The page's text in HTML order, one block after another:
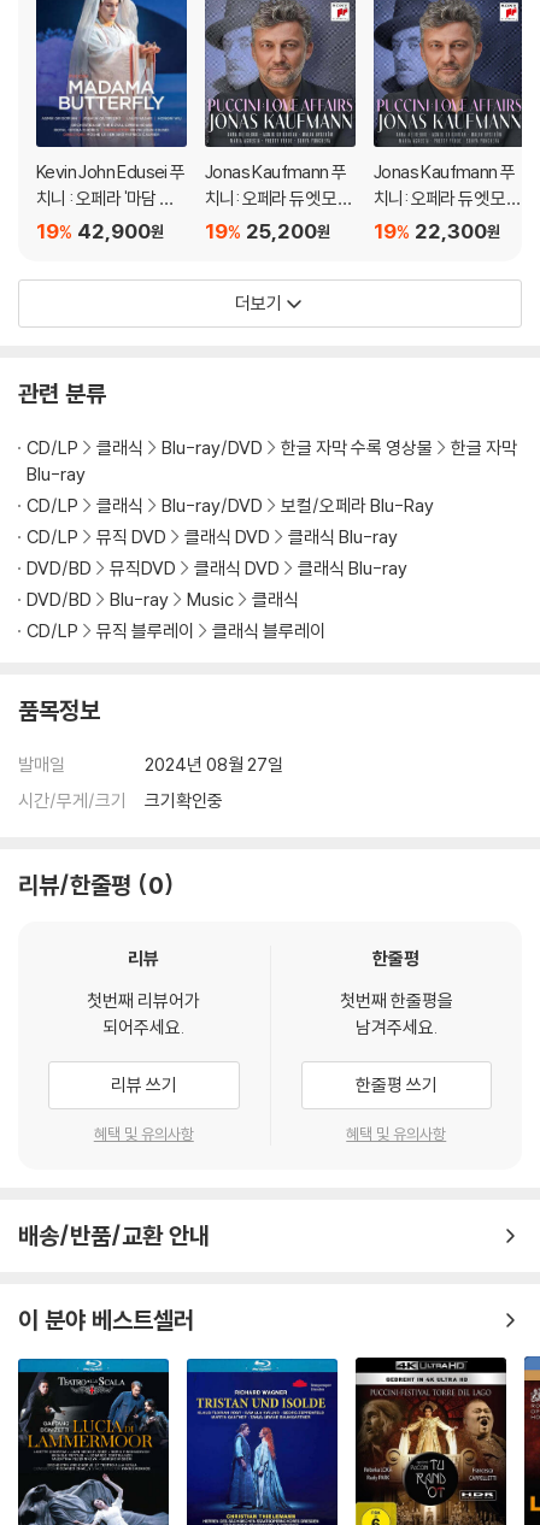
가하니 최신 소프트웨어로 업데이트된 DVD/BD 전용 기기에서 재생하실
것을 권유해 드립니다.
2) 정전기와 먼지로 인해 재생이 원활하지 않은 경우가 있습니다. 디스크
를 마른 천으로 닦으시거나, DVD 클리너 등 전용 제품을 이용하면 대부분
해결됩니다.
생이 불가능한 경우가 있습니다. 독립형 전용 플레이어 사용을 권장드리
며, ODD 사용으로 인한 재생 불량의 경우 교환 시에도 동일한 오류가 발
생할 수 있음을 알려드립니다.
디스크에 미세한 잔 흠집이 남아있거나 인쇄 면이 깨끗하지 않은 경우가
로 인한 반품/교환이 가능합니다.
※ 교환/반품 안내
1) 불량으로 인한 교환/반품 요청 시에는 불량 확인을 위해 개봉 시의 동영
상을 요청할 수 있으며, 동영상이 없는 경우 교환/반품이 제한될 수 있습니
다.
관련 사진과 동영상 및 재생 기기 모델명을 첨부하여 첨부하여 고객센터에
문의 바랍니다.
2) 사양 오인지, 오 구매, 변심 사유로의 반품은 제품 개봉 전에만 운임비
이동 과정에서의 손상이 발생하면, 재 판매가 어려우므로 신중한 구매 선
4) 한정판 상품의 변심, 오구매로 인한 반품은 회송된 상품의 상태 확인 후
진행이 가능합니다. 택배 이동 중 파손이 발생하지 않도록 완충 포장을 부
Kevin John Edusei 푸
치니 : 오페라 '마담 버
터플라이' (Puccini: M
42,900원
19%
Jonas Kaufmann 푸
치니: 오페라 듀엣 모음
집 (Puccini: Love Aff
25,200원
19%
Jonas Kaufmann 푸
치니: 오페라 듀엣 모음
집 (Puccini: Love Aff
22,300원
19%
더보기
관련 분류
CD/LP 클래식 Blu-ray/DVD 한글 자막 수록 영상물
한글 자막
Blu-ray
CD/LP
클래식 Blu-ray/DVD
보컬/오페라 Blu-Ray
CD/LP
뮤직 DVD 클래식 DVD
클래식 Blu-ray
DVD/BD
뮤직DVD 클래식 DVD
클래식 Blu-ray
DVD/BD
Blu-ray Music
클래식
CD/LP
뮤직 블루레이 클래식 블루레이
품목정보
발매일
2024년 08월 27일
시간/무게/크기
크기확인중
리뷰/한줄평 0
리뷰
첫번째 리뷰어가
되어주세요.
리뷰 쓰기
혜택 및 유의사항
한줄평
첫번째 한줄평을
남겨주세요.
한줄평 쓰기
혜택 및 유의사항
배송/반품/교환 안내
이 분야 베스트셀러